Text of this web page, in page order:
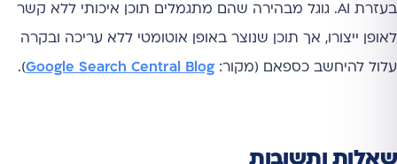
בעזרת AI. גוגל מבהירה שהם מתגמלים תוכן איכותי ללא קשר
לאופן ייצורו, אך תוכן שנוצר באופן אוטומטי ללא עריכה ובקרה
עלול להיחשב כספאם (מקור:Google Search Central Blog
).
שאלות ותשובות